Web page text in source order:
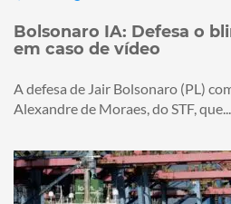
Bolsonaro IA: Defesa o
em caso de vídeo
A defesa de Jair Bolsonaro (PL)
Alexandre de Moraes, do STF, que...